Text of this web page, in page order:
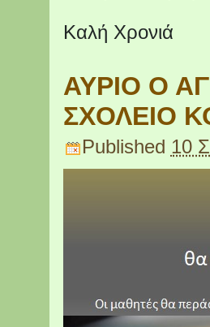
Καλή Χρονιά
ΑΥΡΙΟ Ο
ΣΧΟΛΕΙΟ
Published 10